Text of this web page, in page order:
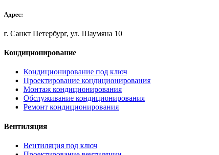
Адрес:
г. Санкт Петербург, ул. Шаумяна 10
Кондиционирование
Кондиционирование под ключ
Проектирование кондиционирования
Монтаж кондиционирования
Обслуживание кондиционирования
Ремонт кондиционирования
Вентиляция
Вентиляция под ключ